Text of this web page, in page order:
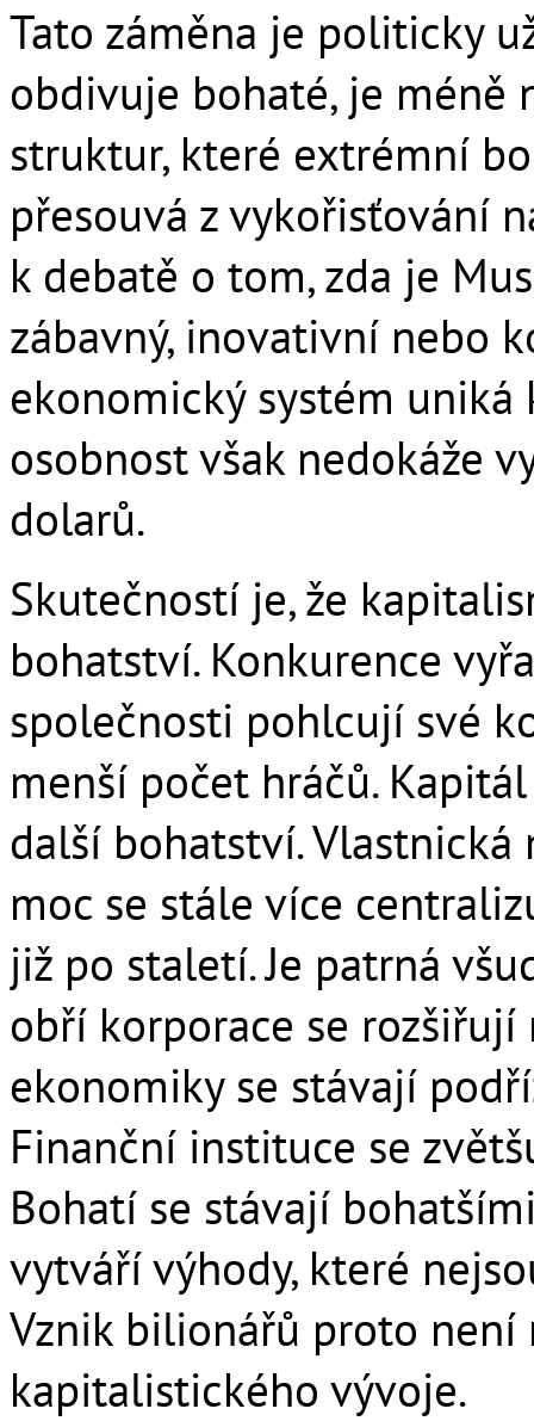
Tato záměna je politicky
obdivuje bohaté, je méně
struktur, které extrémní
přesouvá z vykořisťování
k debatě o tom, zda je
zábavný, inovativní nebo
ekonomický systém
osobnost však nedokáže
dolarů.
Skutečností je, že
bohatství. Konkurence
společnosti pohlcují své
menší počet hráčů.
další bohatství. Vlastnická
moc se stále více
již po staletí. Je patrná
obří korporace se
ekonomiky se stávají
Finanční instituce se
Bohatí se stávají
vytváří výhody, které
Vznik bilionářů proto není
kapitalistického vývoje.